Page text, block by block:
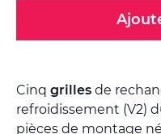
Cinq grilles de
refroidissement (V2)
pièces de montage